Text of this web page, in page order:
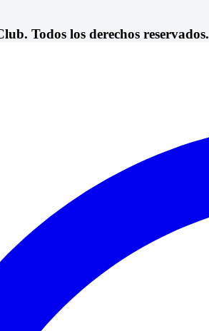
Todos los derechos reservados.